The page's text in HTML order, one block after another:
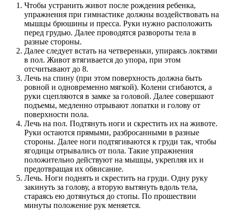
Чтобы устранить живот после рождения ребенка,
упражнения при гимнастике должны воздействовать на
мышцы брюшины и пресса. Руки нужно расположить
перед грудью. Далее проводятся развороты тела в
разные стороны.
Далее следует встать на четвереньки, упираясь локтями
в пол. Живот втягивается до упора, при этом
отсчитывают до 8.
Лечь на спину (при этом поверхность должна быть
ровной и одновременно мягкой). Колени сгибаются, а
руки сцепляются в замке за головой. Далее совершают
подъемы, медленно отрывают лопатки и голову от
поверхности пола.
Лечь на пол. Подтянуть ноги и скрестить их на животе.
Руки остаются прямыми, разбросанными в разные
стороны. Далее ноги подтягиваются к груди так, чтобы
ягодицы отрывались от пола. Такие упражнения
положительно действуют на мышцы, укрепляя их и
предотвращая их обвисание.
Лечь. Ноги поднять и скрестить на груди. Одну руку
закинуть за голову, а вторую вытянуть вдоль тела,
стараясь ею дотянуться до стопы. По прошествии
минуты положение рук меняется.